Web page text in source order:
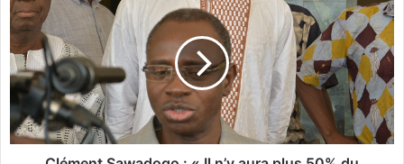
u
n
i
o
n
e
n
v
l
é
m
e
n
t
S
a